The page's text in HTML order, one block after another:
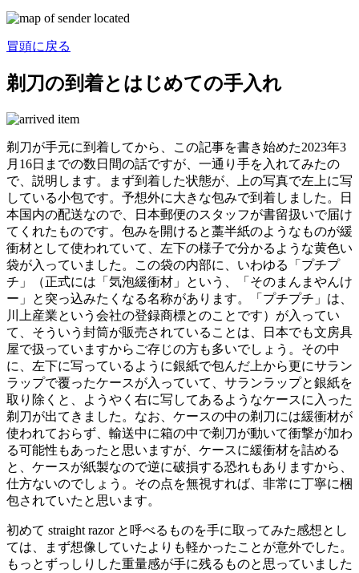
冒頭に戻る
剃刀の到着とはじめての手入れ
剃刀が手元に到着してから、この記事を書き始めた2023年3
月16日までの数日間の話ですが、一通り手を入れてみたの
で、説明します。まず到着した状態が、上の写真で左上に写
している小包です。予想外に大きな包みで到着しました。日
本国内の配送なので、日本郵便のスタッフが書留扱いで届け
てくれたものです。包みを開けると藁半紙のようなものが緩
衝材として使われていて、左下の様子で分かるような黄色い
袋が入っていました。この袋の内部に、いわゆる「プチプ
チ」（正式には「気泡緩衝材」という、「そのまんまやんけ
ー」と突っ込みたくなる名称があります。「プチプチ」は、
川上産業という会社の登録商標とのことです）が入ってい
て、そういう封筒が販売されていることは、日本でも文房具
屋で扱っていますからご存じの方も多いでしょう。その中
に、左下に写っているように銀紙で包んだ上から更にサラン
ラップで覆ったケースが入っていて、サランラップと銀紙を
取り除くと、ようやく右に写してあるようなケースに入った
剃刀が出てきました。なお、ケースの中の剃刀には緩衝材が
使われておらず、輸送中に箱の中で剃刀が動いて衝撃が加わ
る可能性もあったと思いますが、ケースに緩衝材を詰める
と、ケースが紙製なので逆に破損する恐れもありますから、
仕方ないのでしょう。その点を無視すれば、非常に丁寧に梱
包されていたと思います。
初めて straight razor と呼べるものを手に取ってみた感想とし
ては、まず想像していたよりも軽かったことが意外でした。
もっとずっしりした重量感が手に残るものと思っていました